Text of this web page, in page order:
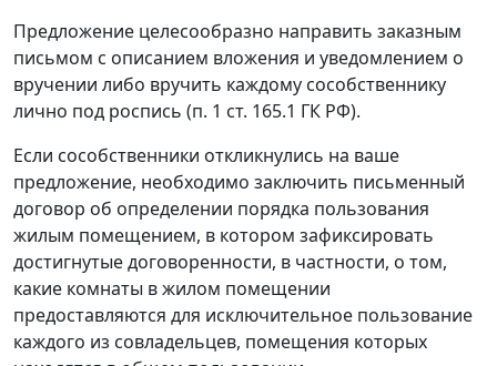
Предложение целесообразно направить заказным
письмом с описанием вложения и уведомлением о
вручении либо вручить каждому сособственнику
лично под роспись (п. 1 ст. 165.1 ГК РФ).
Если сособственники откликнулись на ваше
предложение, необходимо заключить письменный
договор об определении порядка пользования
жилым помещением, в котором зафиксировать
достигнутые договоренности, в частности, о том,
какие комнаты в жилом помещении
предоставляются для исключительное пользование
каждого из совладельцев, помещения которых